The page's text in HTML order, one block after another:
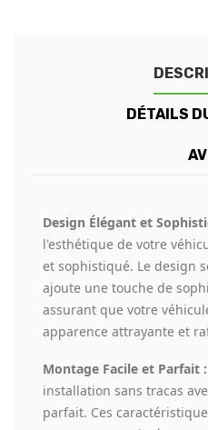
DÉTAILS
Design Élégant et
l'esthétique de votre
et sophistiqué. Le design
ajoute une touche de
assurant que votre
apparence attrayante et
Montage Facile et Parfait :
installation sans tracas
parfait. Ces